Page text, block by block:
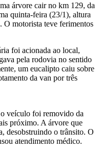
árvore cair no km 129, da
quinta-feira (23/1), altura
motorista teve ferimentos
foi acionada ao local,
pela rodovia no sentido
um eucalipto caiu sobre
da van por três
veículo foi removido da
próximo. A árvore que
desobstruindo o trânsito. O
atendimento médico.